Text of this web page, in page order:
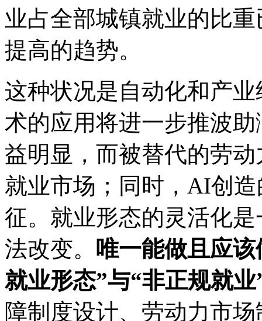
业占全部城镇就业的比
提高的趋势。
这种状况是自动化和产
术的应用将进一步推波
益明显，而被替代的劳
就业市场；同时，AI创
征。就业形态的灵活化
法改变。 唯一能做且应
就业形态”与“非正规就
障制度设计、劳动力市